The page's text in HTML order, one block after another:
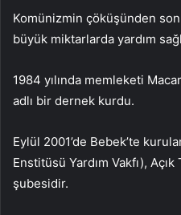
Komünizmin çöküşünden
büyük miktarlarda yardım
1984 yılında memleketi
adlı bir dernek kurdu.
Eylül 2001’de Bebek’te
Enstitüsü Yardım Vakfı),
şubesidir.